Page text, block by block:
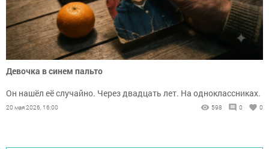
Девочка в синем пальто
Он нашёл её случайно. Через двадцать лет. На одноклассниках.
20 мая 2026, 16:00 598 0 0